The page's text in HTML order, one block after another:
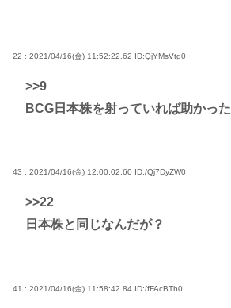
22 : 2021/04/16(金) 11:52:22.62 ID:QjYMsVtg0
>>9
BCG日本株を射っていれば助かった
43 : 2021/04/16(金) 12:00:02.60 ID:/Qj7DyZW0
>>22
日本株と同じなんだが？
41 : 2021/04/16(金) 11:58:42.84 ID:/fFAcBTb0